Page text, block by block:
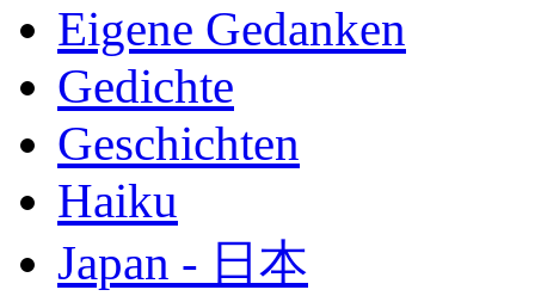
Eigene Gedanken
Gedichte
Geschichten
Haiku
Japan - 日本